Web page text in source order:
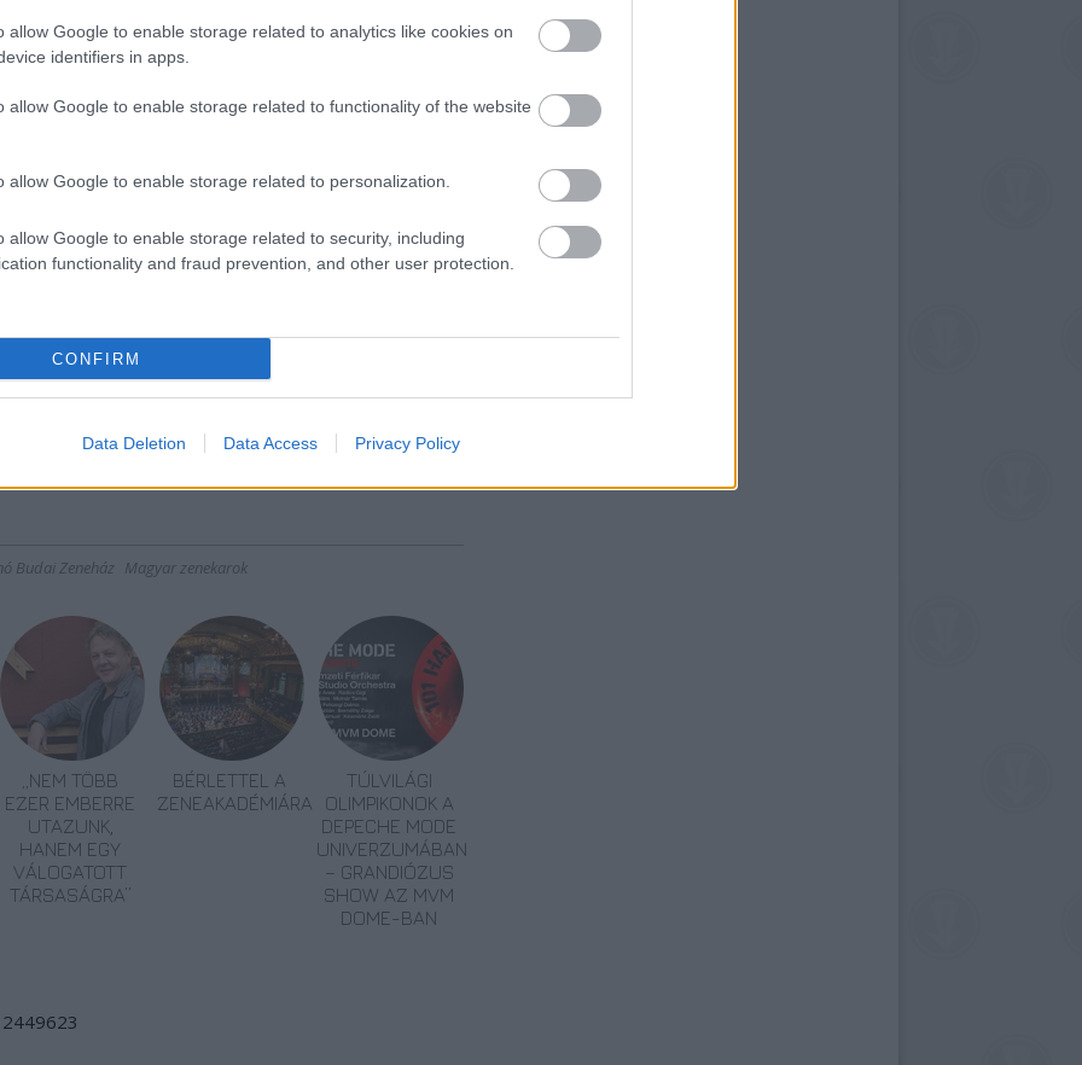
allow Google to enable storage related to analytics like cookies on
identifiers in apps.
allow Google to enable storage related to functionality of the website
allow Google to enable storage related to personalization.
allow Google to enable storage related to security, including
functionality and fraud prevention, and other user protection.
CONFIRM
Data Deletion Data Access Privacy Policy
Budai Zeneház Magyar zenekarok
„NEM TÖBB
EZER EMBERRE
UTAZUNK,
HANEM EGY
VÁLOGATOTT
TÁRSASÁGRA”
BÉRLETTEL A
ZENEAKADÉMIÁRA
TÚLVILÁGI
OLIMPIKONOK A
DEPECHE MODE
UNIVERZUMÁBAN
– GRANDIÓZUS
SHOW AZ MVM
DOME-BAN